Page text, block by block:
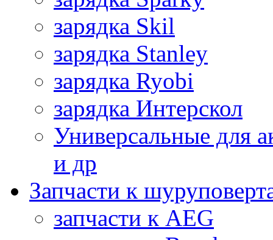
зарядка Skil
зарядка Stanley
зарядка Ryobi
зарядка Интерскол
Универсальные для
и др
Запчасти к
запчасти к AEG